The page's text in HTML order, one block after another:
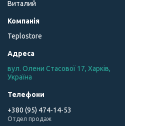
Виталий
Teplostore
вул. Олени Стасової 17, Харків,
Україна
+380 (95) 474-14-53
Отдел продаж